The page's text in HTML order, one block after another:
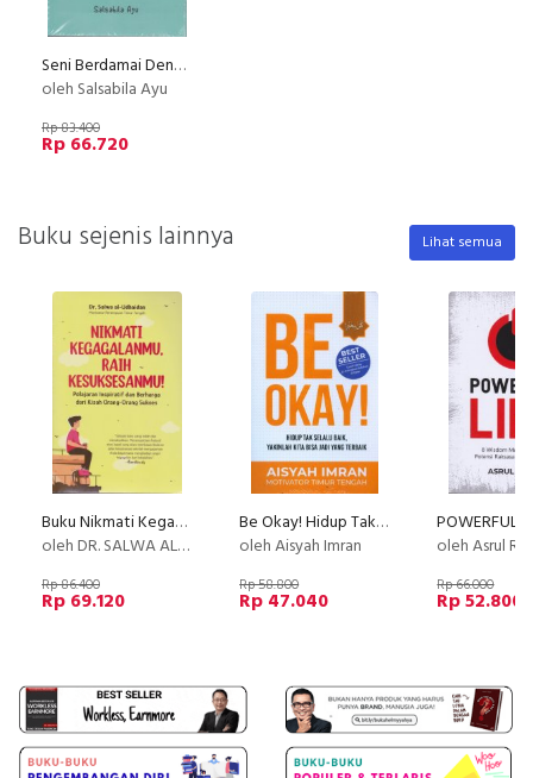
Seni Berdamai Dengan Kebiasaan Buruk
oleh Salsabila Ayu
Rp 83.400
Rp 66.720
Buku sejenis lainnya Lihat semua
Buku Nikmati Kegagalanmu, Raih Kesuksesanmu! Pelajaran Inspiratif
oleh DR. SALWA AL-UDHAIDAN
Rp 86.400
Rp 69.120
Be Okay! Hidup Tak Selalu Baik, Yakinlah Kita Bisa Jadi Yang Terbaik
oleh Aisyah Imran
Rp 58.800
Rp 47.040
oleh Asrul
Rp 66.000
Rp 52.800